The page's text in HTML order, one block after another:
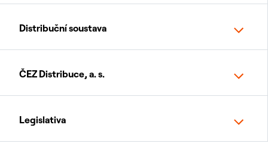
Distribuční soustava
ČEZ Distribuce, a. s.
Legislativa